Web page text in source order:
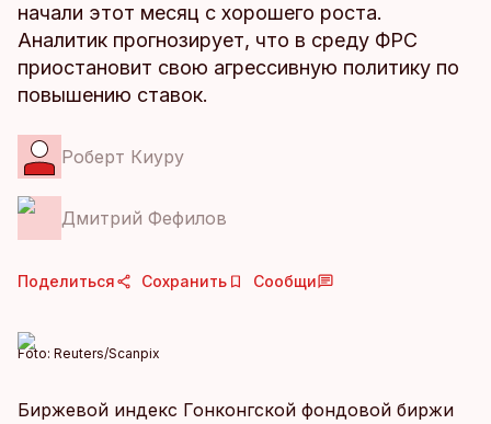
начали этот месяц с хорошего роста.
Аналитик прогнозирует, что в среду ФРС
приостановит свою агрессивную политику по
повышению ставок.
Роберт Киуру
Дмитрий Фефилов
Поделиться Сохранить Сообщи
Foto: Reuters/Scanpix
Биржевой индекс Гонконгской фондовой биржи